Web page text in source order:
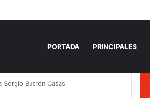
en Cancún
PORTADA PRINCIPALES
Sergio Butrón Casas